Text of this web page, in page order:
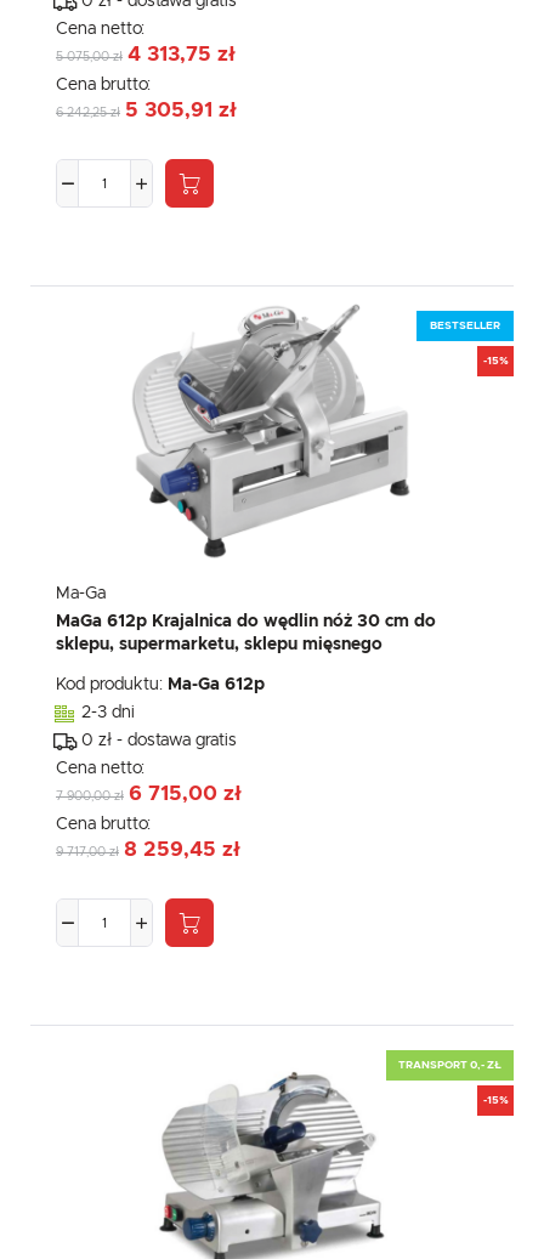
Cena netto:
5 075,00 zł 4 313,75 zł
Cena brutto:
6 242,25 zł 5 305,91 zł
BESTSELLER
-15%
Ma-Ga
MaGa 612p Krajalnica do wędlin nóż 30 cm do
sklepu, supermarketu, sklepu mięsnego
Kod produktu: Ma-Ga 612p
2-3 dni
0 zł - dostawa gratis
Cena netto:
7 900,00 zł 6 715,00 zł
Cena brutto:
9 717,00 zł 8 259,45 zł
TRANSPORT 0,- ZŁ
-15%